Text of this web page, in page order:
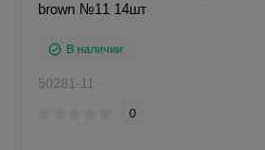
brown №11 14шт
В наличии
50281-11
0